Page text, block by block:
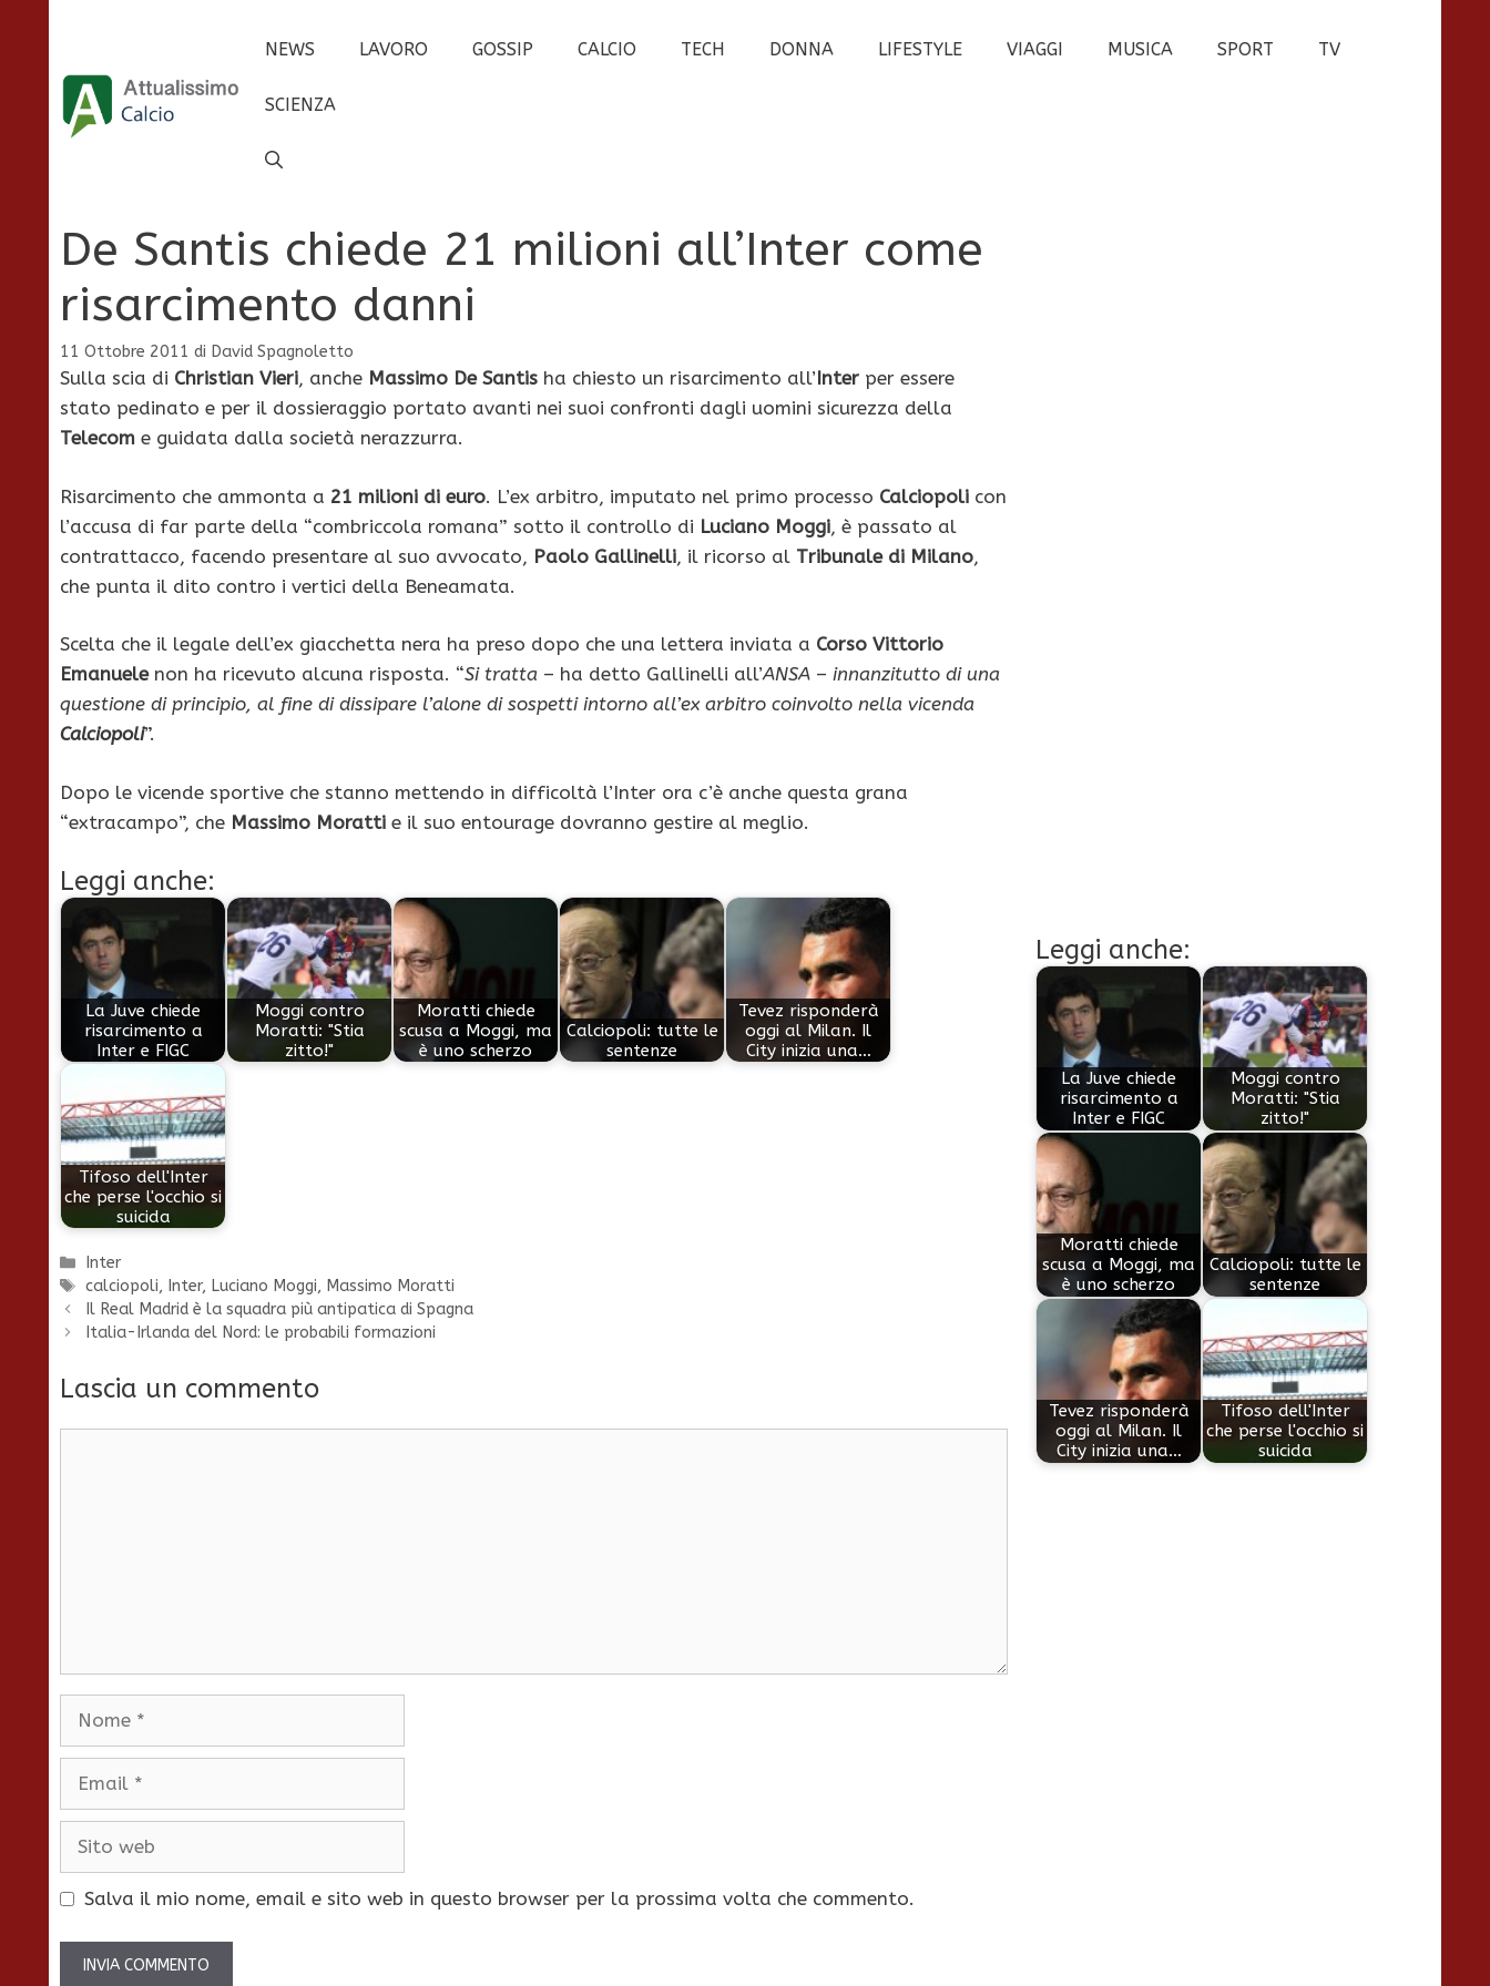
contenuto
NEWS LAVORO GOSSIP CALCIO TECH DONNA LIFESTYLE VIAGGI MUSICA SPORT TV
SCIENZA
De Santis chiede 21 milioni all’Inter come
risarcimento danni
11 Ottobre 2011 di David Spagnoletto
Sulla scia di Christian Vieri, anche Massimo De Santis ha chiesto un risarcimento all’Inter per essere
stato pedinato e per il dossieraggio portato avanti nei suoi confronti dagli uomini sicurezza della
Telecom e guidata dalla società nerazzurra.
Risarcimento che ammonta a 21 milioni di euro. L’ex arbitro, imputato nel primo processo Calciopoli con
l’accusa di far parte della “combriccola romana” sotto il controllo di Luciano Moggi, è passato al
contrattacco, facendo presentare al suo avvocato, Paolo Gallinelli, il ricorso al Tribunale di Milano,
che punta il dito contro i vertici della Beneamata.
Scelta che il legale dell’ex giacchetta nera ha preso dopo che una lettera inviata a Corso Vittorio
Emanuelenon ha ricevuto alcuna risposta. “Si tratta – ha detto Gallinelli all’ANSA – innanzitutto di una
questione di principio, al fine di dissipare l’alone di sospetti intorno all’ex arbitro coinvolto nella vicenda
Calciopoli”.
Dopo le vicende sportive che stanno mettendo in difficoltà l’Inter ora c’è anche questa grana
“extracampo”, che Massimo Moratti e il suo entourage dovranno gestire al meglio.
Leggi anche:
La Juve chiede
risarcimento a
Inter e FIGC
Moggi contro
Moratti: "Stia
zitto!"
Moratti chiede
scusa a Moggi, ma
è uno scherzo
Calciopoli: tutte le
sentenze
Tevez risponderà
oggi al Milan. Il
City inizia una…
Tifoso dell'Inter
che perse l'occhio si
suicida
Categorie
Inter
Tag
calciopoli, Inter, Luciano Moggi, Massimo Moratti
Il Real Madrid è la squadra più antipatica di Spagna
Italia-Irlanda del Nord: le probabili formazioni
Lascia un commento
Salva il mio nome, email e sito web in questo browser per la prossima volta che commento.
Leggi anche:
La Juve chiede
risarcimento a
Inter e FIGC
Moggi contro
Moratti: "Stia
zitto!"
Moratti chiede
scusa a Moggi, ma
è uno scherzo
Calciopoli: tutte le
sentenze
Tevez risponderà
oggi al Milan. Il
City inizia una…
Tifoso dell'Inter
che perse l'occhio si
suicida